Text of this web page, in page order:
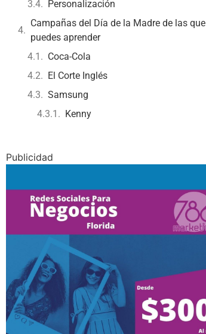
Personalización
Campañas del Día de la Madre de las que
puedes aprender
Coca-Cola
El Corte Inglés
Samsung
Kenny
Publicidad